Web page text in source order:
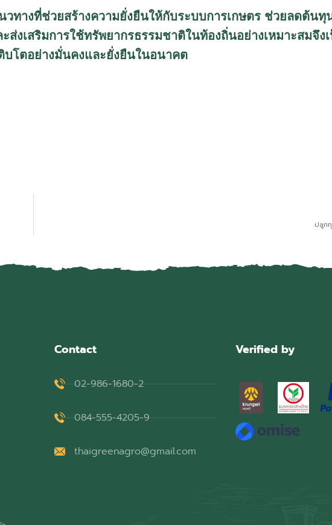
ทางที่ช่วยสร้างความยั่งยืนให้กับระบบการเกษตร ช่วยลดต้นทุ
งเสริมการใช้ทรัพยากรธรรมชาติในท้องถิ่นอย่างเหมาะสมจึง
โตอย่างมั่นคงและยั่งยืนในอนาคต
ปลูก
Contact
02-986-1680-2
084-555-4205-9
thaigreenagro@gmail.com
Verified by